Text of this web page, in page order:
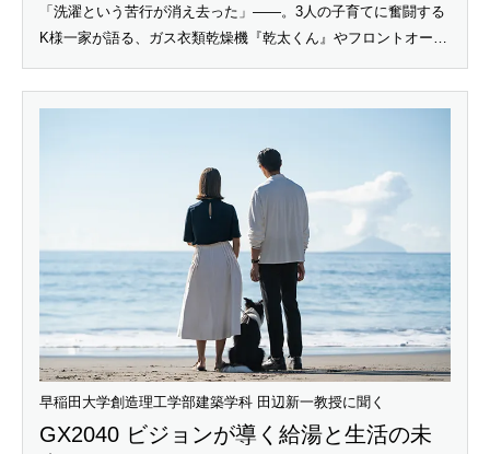
「洗濯という苦行が消え去った」――。3人の子育てに奮闘する
K様一家が語る、ガス衣類乾燥機『乾太くん』やフロントオープ
シア』のオート調理体験など、忙しい毎日をリラックスタイム
早稲田大学創造理工学部建築学科 田辺新一教授に聞く
GX2040 ビジョンが導く給湯と生活の未